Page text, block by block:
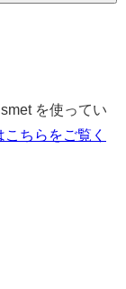
を使ってい
ちらをご覧く